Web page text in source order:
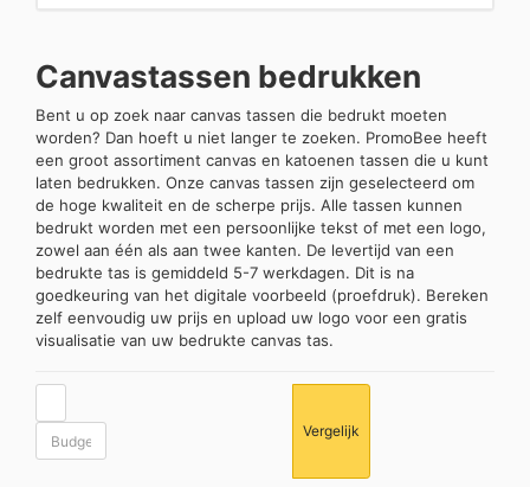
Canvastassen bedrukken
Bent u op zoek naar canvas tassen die bedrukt moeten
worden? Dan hoeft u niet langer te zoeken. PromoBee heeft
een groot assortiment canvas en katoenen tassen die u kunt
laten bedrukken. Onze canvas tassen zijn geselecteerd om
de hoge kwaliteit en de scherpe prijs. Alle tassen kunnen
bedrukt worden met een persoonlijke tekst of met een logo,
zowel aan één als aan twee kanten. De levertijd van een
bedrukte tas is gemiddeld 5-7 werkdagen. Dit is na
goedkeuring van het digitale voorbeeld (proefdruk). Bereken
zelf eenvoudig uw prijs en upload uw logo voor een gratis
visualisatie van uw bedrukte canvas tas.
Vergelijk